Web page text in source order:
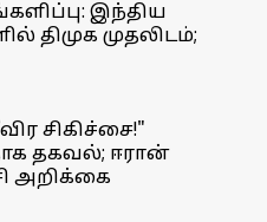
இந்திய
திமுக முதலிடம்;
சிகிச்சை!"
தகவல்; ஈரான்
அறிக்கை